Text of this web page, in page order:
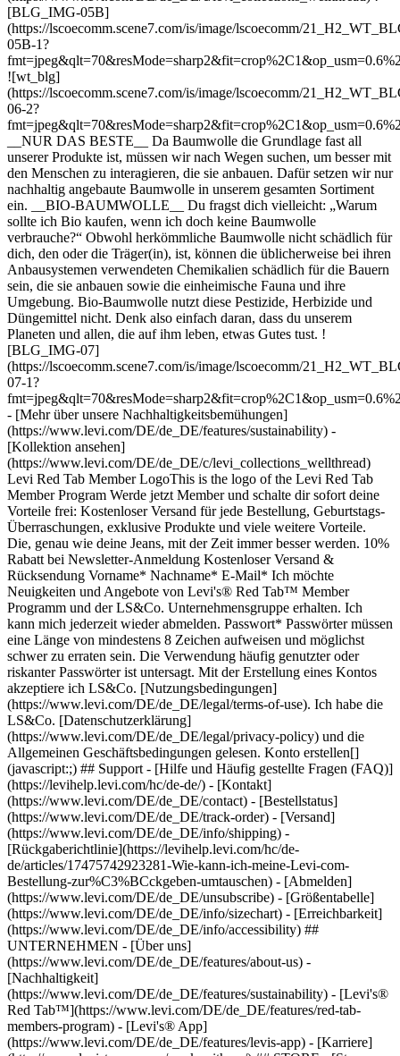
!
[BLG_IMG-07]
(https://lscoecomm.scene7.com/is/image/lscoecomm/
07-1?
- [Mehr über unsere Nachhaltigkeitsbemühungen]
(https://www.levi.com/DE/de_DE/features/sustainability) -
[Kollektion ansehen]
(https://www.levi.com/DE/de_DE/c/levi_collections_wellthread)
Levi Red Tab Member LogoThis is the logo of the Levi Red Tab
Member Program Werde jetzt Member und schalte dir sofort deine
Vorteile frei: Kostenloser Versand für jede Bestellung, Geburtstags-
Überraschungen, exklusive Produkte und viele weitere Vorteile.
Die, genau wie deine Jeans, mit der Zeit immer besser werden. 10%
Rabatt bei Newsletter-Anmeldung Kostenloser Versand &
Rücksendung Vorname* Nachname* E-Mail* Ich möchte
Neuigkeiten und Angebote von Levi's® Red Tab™ Member
Programm und der LS&Co. Unternehmensgruppe erhalten. Ich
kann mich jederzeit wieder abmelden. Passwort* Passwörter müssen
eine Länge von mindestens 8 Zeichen aufweisen und möglichst
schwer zu erraten sein. Die Verwendung häufig genutzter oder
riskanter Passwörter ist untersagt. Mit der Erstellung eines Kontos
akzeptiere ich LS&Co. [Nutzungsbedingungen]
(https://www.levi.com/DE/de_DE/legal/terms-of-use). Ich habe die
LS&Co. [Datenschutzerklärung]
(https://www.levi.com/DE/de_DE/legal/privacy-policy) und die
Allgemeinen Geschäftsbedingungen gelesen. Konto erstellen[]
(javascript:;) ## Support - [Hilfe und Häufig gestellte Fragen (FAQ)]
(https://levihelp.levi.com/hc/de-de/) - [Kontakt]
(https://www.levi.com/DE/de_DE/contact) - [Bestellstatus]
(https://www.levi.com/DE/de_DE/track-order) - [Versand]
(https://www.levi.com/DE/de_DE/info/shipping) -
[Rückgaberichtlinie](https://levihelp.levi.com/hc/de-
de/articles/17475742923281-Wie-kann-ich-meine-Levi-com-
Bestellung-zur%C3%BCckgeben-umtauschen) - [Abmelden]
(https://www.levi.com/DE/de_DE/unsubscribe) - [Größentabelle]
(https://www.levi.com/DE/de_DE/info/sizechart) - [Erreichbarkeit]
(https://www.levi.com/DE/de_DE/info/accessibility) ##
UNTERNEHMEN - [Über uns]
(https://www.levi.com/DE/de_DE/features/about-us) -
[Nachhaltigkeit]
(https://www.levi.com/DE/de_DE/features/sustainability) - [Levi's®
Red Tab™](https://www.levi.com/DE/de_DE/features/red-tab-
members-program) - [Levi's® App]
(https://www.levi.com/DE/de_DE/features/levis-app) - [Karriere]